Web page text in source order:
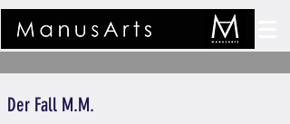
Der Fall M.M.